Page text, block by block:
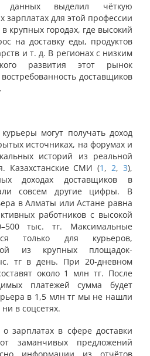
данных выделил чёткую
для этой профессии
крупных городах, где высокий
на доставку еды, продуктов
и т. д. В регионах с низким
развития этот рынок
доставщиков
могут получать доход
источниках, на форумах и
историй из реальной
Казахстанские СМИ (1 ,2,3),
доходах доставщиков в
совсем другие цифры. В
в Алматы или Астане равна
работников с высокой
тыс. тг. Максимальные
только для курьеров,
из крупных площадок-
тг в день. При 20-дневном
около 1 млн тг. После
платежей сумма будет
в 1,5 млн тг мы не нашли
в соцсетях.
зарплатах в сфере доставки
заманчивых предложений